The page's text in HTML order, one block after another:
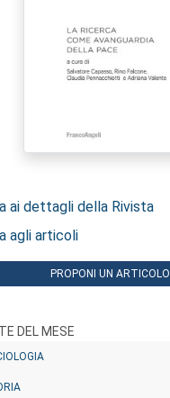
ai dettagli della Rivista
agli articoli
PROPONI UN ARTICOLO
DEL MESE